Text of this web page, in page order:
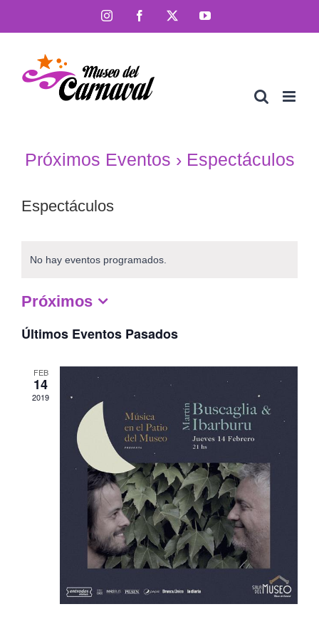
InstagramFacebook YouTube
Próximos Eventos › Espectáculos
Espectáculos
No hay eventos programados.
Próximos
la
Últimos Eventos Pasados
FEB
14
2019